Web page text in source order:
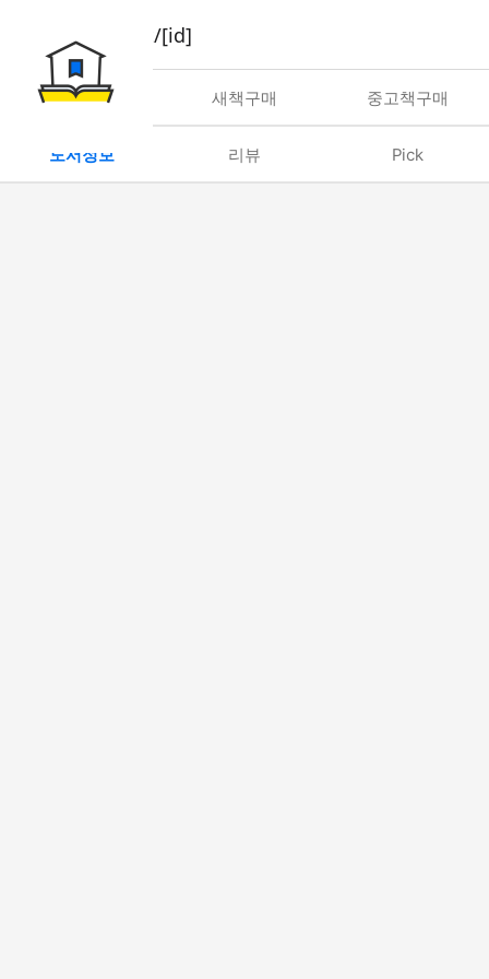
book/rent/[id]
대여 새책구매 중고책구매
도서정보 리뷰 Pick